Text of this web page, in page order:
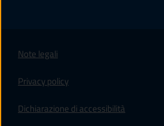
Note legali
Privacy policy
Dichiarazione di accessibilità